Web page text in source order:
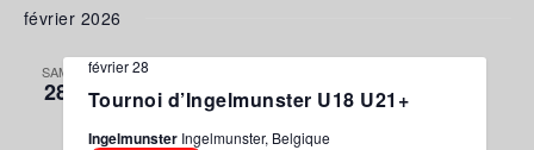
février 2026
SAM
28 Tournoi d’Ingelmunster U18 U21+
février 28
Ingelmunster Ingelmunster, Belgique